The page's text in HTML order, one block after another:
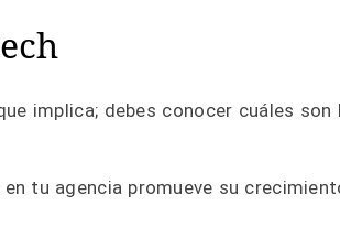
implica; debes conocer cuáles son
tu agencia promueve su